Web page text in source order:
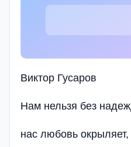
Виктор Гусаров
Нам нельзя без
нас любовь окрыляет,